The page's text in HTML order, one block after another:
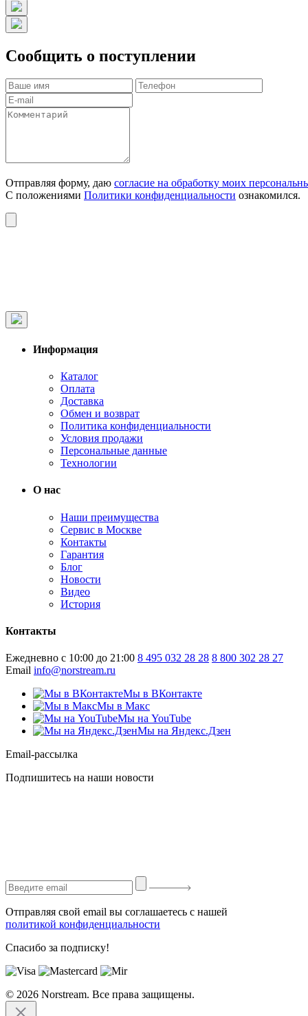
Сообщить о поступлении
Отправляя форму, даю согласие на обработку моих
С положениями Политики конфиденциальности ознакомился.
Информация
Каталог
Оплата
Доставка
Обмен и возврат
Политика конфиденциальности
Условия продажи
Персональные данные
Технологии
О нас
Наши преимущества
Сервис в Москве
Контакты
Гарантия
Блог
Новости
Видео
История
Контакты
Ежедневно с 10:00 до 21:00 8 495 032 28 28 8 800 302 28 27
Email info@norstream.ru
Мы в ВКонтакте
Мы в Макс
Мы на YouTube
Мы на Яндекс.Дзен
Email-рассылка
Подпишитесь на наши новости
Отправляя свой email вы соглашаетесь с нашей
политикой конфиденциальности
Спасибо за подписку!
© 2026 Norstream. Все права защищены.